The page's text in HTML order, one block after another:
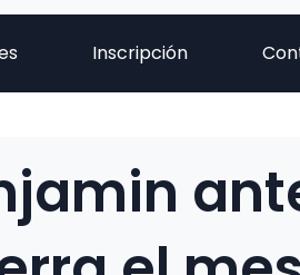
Inscripción